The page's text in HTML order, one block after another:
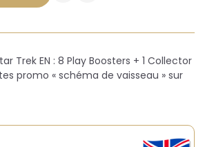
Trek EN : 8 Play Boosters + 1 Collector
promo « schéma de vaisseau » sur